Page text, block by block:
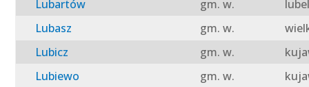
Lubartów gm. w.
Lubasz
gm. w.
Lubicz
gm. w.
Lubiewo
gm. w.